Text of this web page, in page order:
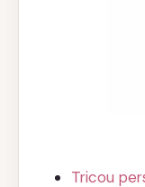
Tricou